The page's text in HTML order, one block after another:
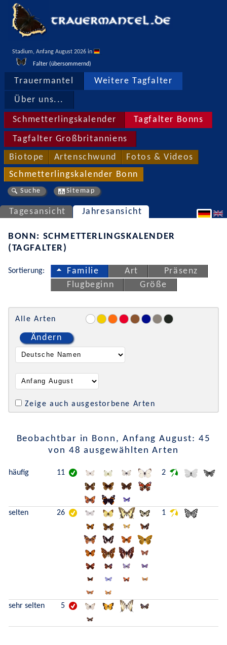
Stadium, Anfang August 2026 in
Falter (übersommernd)
Trauermantel Weitere Tagfalter
Über uns...
Schmetterlingskalender Tagfalter Bonns
Tagfalter Großbritanniens
Biotope Artenschwund Fotos & Videos
Schmetterlingskalender Bonn
Suche Sitemap
Tagesansicht Jahresansicht
BONN: SCHMETTERLINGSKALENDER
(TAGFALTER)
Sortierung: Familie Art
Präsenz
Flugbeginn
Größe
Alle Arten
Ändern
Zeige auch ausgestorbene Arten
Beobachtbar in Bonn, Anfang August: 45
von 48 ausgewählten Arten
häufig 11 2
selten 26 1
sehr selten 5